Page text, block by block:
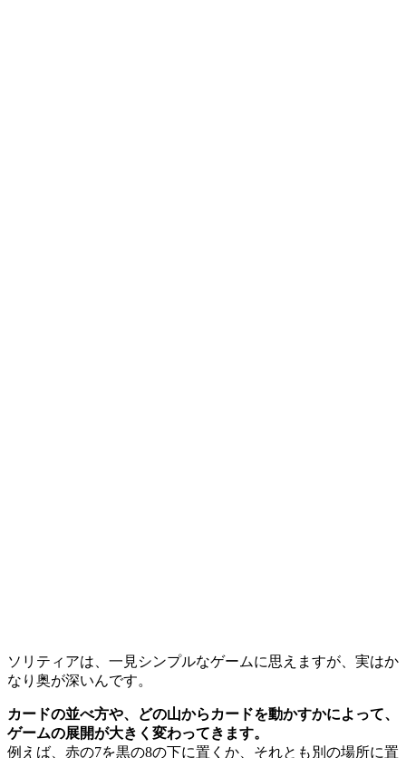
ソリティアは、一見シンプルなゲームに思えますが、実はか
なり奥が深いんです。
カードの並べ方や、どの山からカードを動かすかによって、
ゲームの展開が大きく変わってきます。
例えば、赤の7を黒の8の下に置くか、それとも別の場所に置